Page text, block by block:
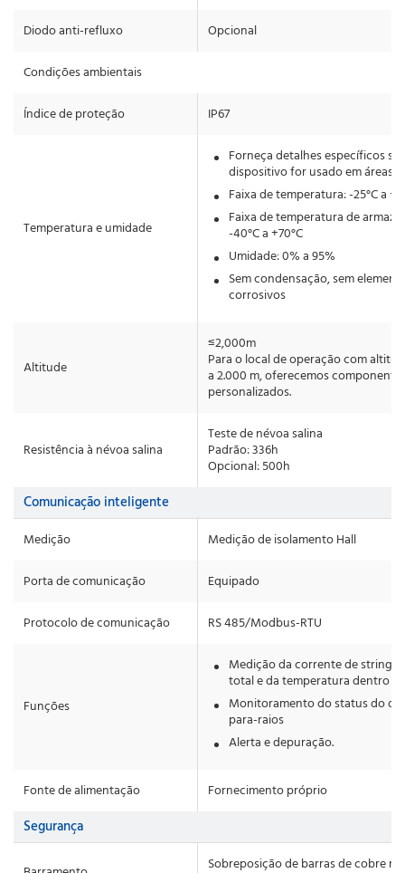
Diodo anti-refluxo
Opcional
Condições ambientais
Índice de proteção
IP67
Temperatura e umidade
Forneça detalhes específicos se
dispositivo for usado em áreas
Faixa de temperatura: -25°C a
Faixa de temperatura de
-40°C a +70°C
Umidade: 0% a 95%
Sem condensação, sem
corrosivos
Altitude
≤2,000m
Para o local de operação com
a 2.000 m, oferecemos
personalizados.
Resistência à névoa salina
Teste de névoa salina
Padrão: 336h
Opcional: 500h
Comunicação inteligente
Medição
Medição de isolamento Hall
Porta de comunicação
Equipado
Protocolo de comunicação
RS 485/Modbus-RTU
Funções
Medição da corrente de string,
total e da temperatura dentro
Monitoramento do status do
para-raios
Alerta e depuração.
Fonte de alimentação Fornecimento próprio
Segurança
Sobreposição de barras de cobre